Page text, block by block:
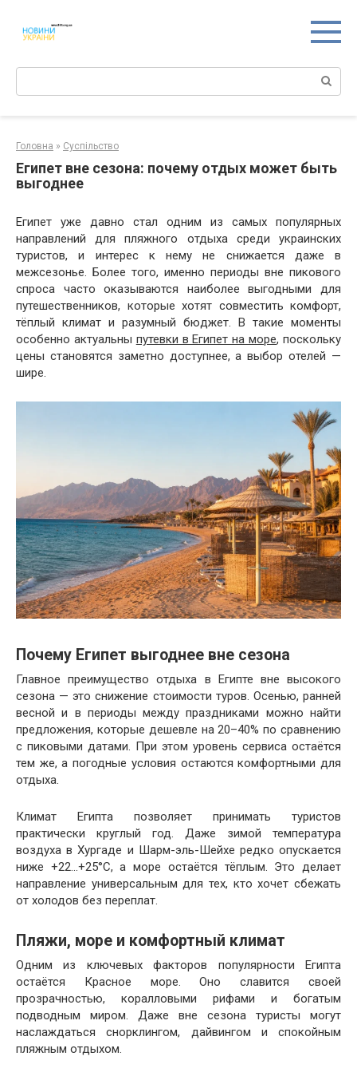
контенту
Поиск:
Головна » Суспільство
Египет вне сезона: почему отдых может быть
выгоднее
Египет уже давно стал одним из самых популярных
направлений для пляжного отдыха среди украинских
туристов, и интерес к нему не снижается даже в
межсезонье. Более того, именно периоды вне пикового
спроса часто оказываются наиболее выгодными для
путешественников, которые хотят совместить комфорт,
тёплый климат и разумный бюджет. В такие моменты
особенно актуальны путевки в Египет на море, поскольку
цены становятся заметно доступнее, а выбор отелей —
шире.
Почему Египет выгоднее вне сезона
Главное преимущество отдыха в Египте вне высокого
сезона — это снижение стоимости туров. Осенью, ранней
весной и в периоды между праздниками можно найти
предложения, которые дешевле на 20–40% по сравнению
с пиковыми датами. При этом уровень сервиса остаётся
тем же, а погодные условия остаются комфортными для
отдыха.
Климат Египта позволяет принимать туристов
практически круглый год. Даже зимой температура
воздуха в Хургаде и Шарм-эль-Шейхе редко опускается
ниже +22…+25°C, а море остаётся тёплым. Это делает
направление универсальным для тех, кто хочет сбежать
от холодов без переплат.
Пляжи, море и комфортный климат
Одним из ключевых факторов популярности Египта
остаётся Красное море. Оно славится своей
прозрачностью, коралловыми рифами и богатым
подводным миром. Даже вне сезона туристы могут
наслаждаться снорклингом, дайвингом и спокойным
пляжным отдыхом.